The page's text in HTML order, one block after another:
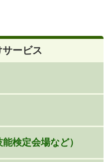
ービス
検定会場など）